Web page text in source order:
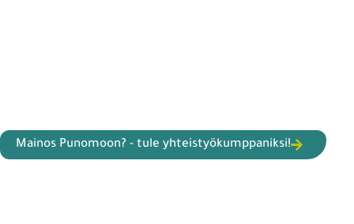
Mainos Punomoon? - tule yhteistyökumppaniksi!